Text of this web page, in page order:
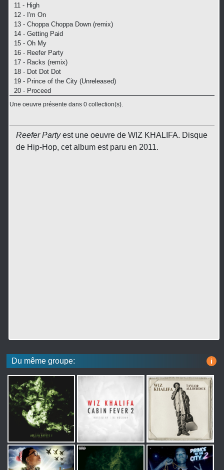
11 - High
12 - I'm On
13 - Choppa Choppa Down (remix)
14 - Getting Paid
15 - Oh My
16 - Reefer Party
17 - Racks (remix)
18 - Dot Dot Dot
19 - Prince of the City (Unreleased)
20 - Proceed
Une oeuvre présente dans 0 collection(s).
Reefer Partyest une oeuvre de WIZ KHALIFA. Disque
de Hip-Hop, cet album est paru en 2011.
Du même groupe: i